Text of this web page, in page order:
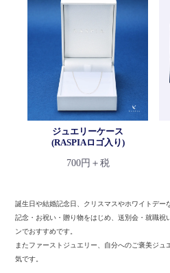
ジュエリーケース
(RASPIAロゴ入り)
700円＋税
誕生日や結婚記念日、クリスマスやホワイトデー
記念・お祝い・贈り物をはじめ、送別会・就職祝
ンでおすすめです。
またファーストジュエリー、自分へのご褒美ジュ
気です。